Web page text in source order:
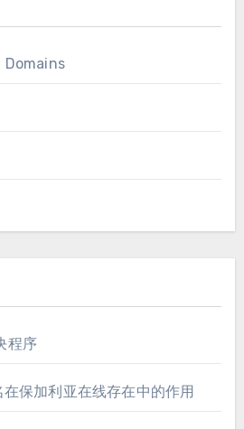
Domains
程序
保加利亚在线存在中的作用